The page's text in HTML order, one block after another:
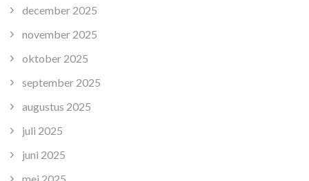
december 2025
november 2025
oktober 2025
september 2025
augustus 2025
juli 2025
juni 2025